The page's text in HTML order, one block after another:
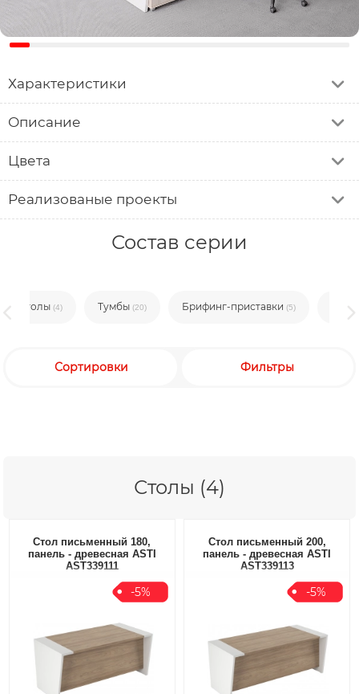
Характеристики
Описание
Цвета
Реализованые проекты
Состав серии
Столы(4) Тумбы(20) Брифинг-приставки(5)
Сортировки Фильтры
Столы (4)
Стол письменный 180,
панель - древесная ASTI
AST339111
-5%
Стол письменный 200,
панель - древесная ASTI
AST339113
-5%